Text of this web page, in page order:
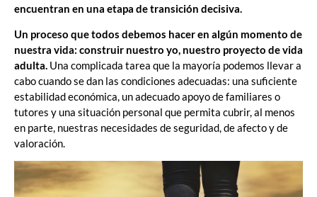
encuentran en una etapa de transición decisiva.
Un proceso que todos debemos hacer en algún momento de
nuestra vida: construir nuestro yo, nuestro proyecto de vida
adulta. Una complicada tarea que la mayoría podemos llevar a
cabo cuando se dan las condiciones adecuadas: una suficiente
estabilidad económica, un adecuado apoyo de familiares o
tutores y una situación personal que permita cubrir, al menos
en parte, nuestras necesidades de seguridad, de afecto y de
valoración.